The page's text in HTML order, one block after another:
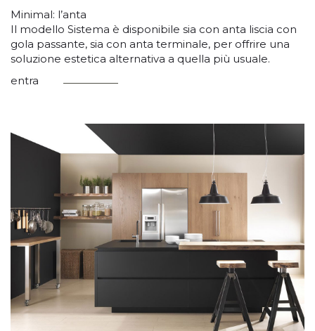
Minimal: l’anta
Il modello Sistema è disponibile sia con anta liscia con
gola passante, sia con anta terminale, per offrire una
soluzione estetica alternativa a quella più usuale.
entra